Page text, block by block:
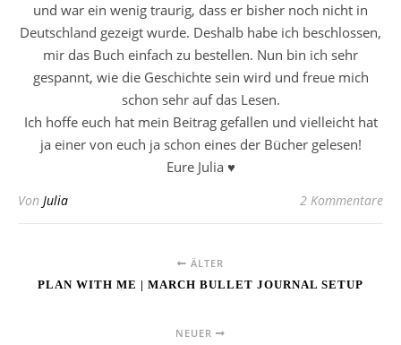
und war ein wenig traurig, dass er bisher noch nicht in
Deutschland gezeigt wurde. Deshalb habe ich beschlossen,
mir das Buch einfach zu bestellen. Nun bin ich sehr
gespannt, wie die Geschichte sein wird und freue mich
schon sehr auf das Lesen.
Ich hoffe euch hat mein Beitrag gefallen und vielleicht hat
ja einer von euch ja schon eines der Bücher gelesen!
Eure Julia ♥
Von Julia 2 Kommentare
ÄLTER
PLAN WITH ME | MARCH BULLET JOURNAL SETUP
NEUER